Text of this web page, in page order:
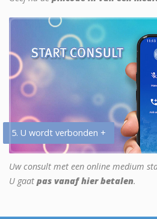
5. U wordt verbonden +
Uw consult met een online medium
U gaat pas vanaf hier betalen.